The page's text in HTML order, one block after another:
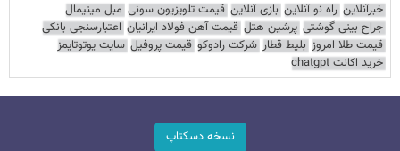
خبرآنلاین راه نو آنلاین بازی آنلاین قیمت تلویزیون سونی مبل مینیمال
جراح بینی گوشتی پرشین هتل قیمت آهن فولاد ایرانیان اعتبارسنجی بانکی
قیمت طلا امروز بلیط قطار شرکت رادوکو قیمت پروفیل سایت یوتوتایمز
خرید اکانت chatgpt
نسخه دسکتاپ